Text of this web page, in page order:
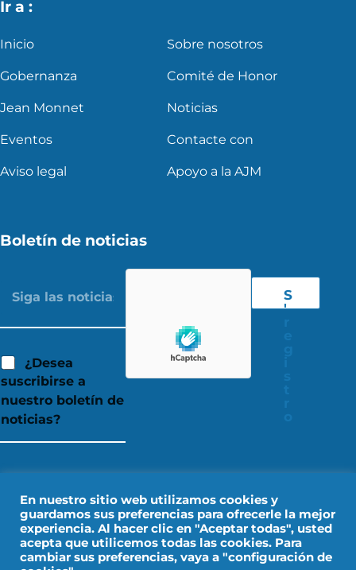
Ir a :
Inicio Sobre nosotros
Gobernanza Comité de Honor
Jean Monnet Noticias
Eventos Contacte con
Aviso legal Apoyo a la AJM
Boletín de noticias
¿Desea
suscribirse a
nuestro boletín de
noticias?
S
'
En nuestro sitio web utilizamos cookies y
guardamos sus preferencias para ofrecerle la mejor
experiencia. Al hacer clic en "Aceptar todas", usted
acepta que utilicemos todas las cookies. Para
cambiar sus preferencias, vaya a "configuración de